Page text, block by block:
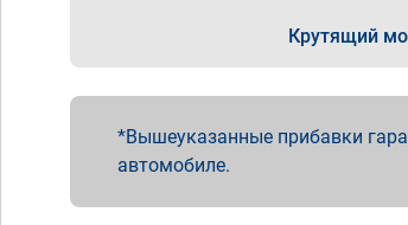
Крутящий
Вышеуказанные прибавки
автомобиле.